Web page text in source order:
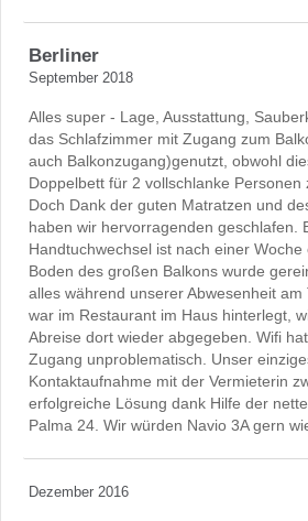
Berliner
September 2018
Alles super - Lage, Ausstattung,
das Schlafzimmer mit Zugang zum
auch Balkonzugang)genutzt, obwohl
Doppelbett für 2 vollschlanke Personen
Doch Dank der guten Matratzen und
haben wir hervorragenden geschlafen.
Handtuchwechsel ist nach einer
Boden des großen Balkons wurde
alles während unserer Abwesenheit am
war im Restaurant im Haus hinterlegt,
Abreise dort wieder abgegeben. Wifi
Zugang unproblematisch. Unser
Kontaktaufnahme mit der Vermieterin
erfolgreiche Lösung dank Hilfe der
Palma 24. Wir würden Navio 3A gern
Dezember 2016